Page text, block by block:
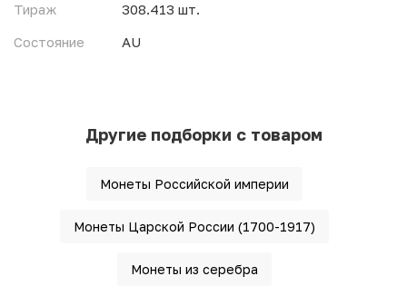
Тираж
308.413 шт.
Состояние
AU
Другие подборки с товаром
Монеты Российской империи
Монеты Царской России (1700-1917)
Монеты из серебра